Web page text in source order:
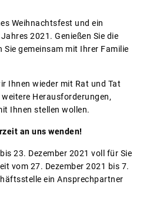
Weihnachtsfest und ein
2021. Genießen Sie die
Sie gemeinsam mit Ihrer Familie
Ihnen wieder mit Rat und Tat
Herausforderungen,
Ihnen stellen wollen.
an uns wenden!
23. Dezember 2021 voll für Sie
vom 27. Dezember 2021 bis 7.
ein Ansprechpartner